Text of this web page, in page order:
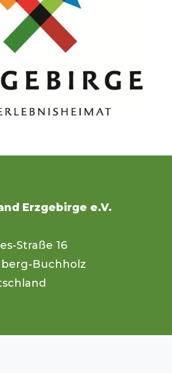
Erzgebirge e.V.
Straße 16
Buchholz